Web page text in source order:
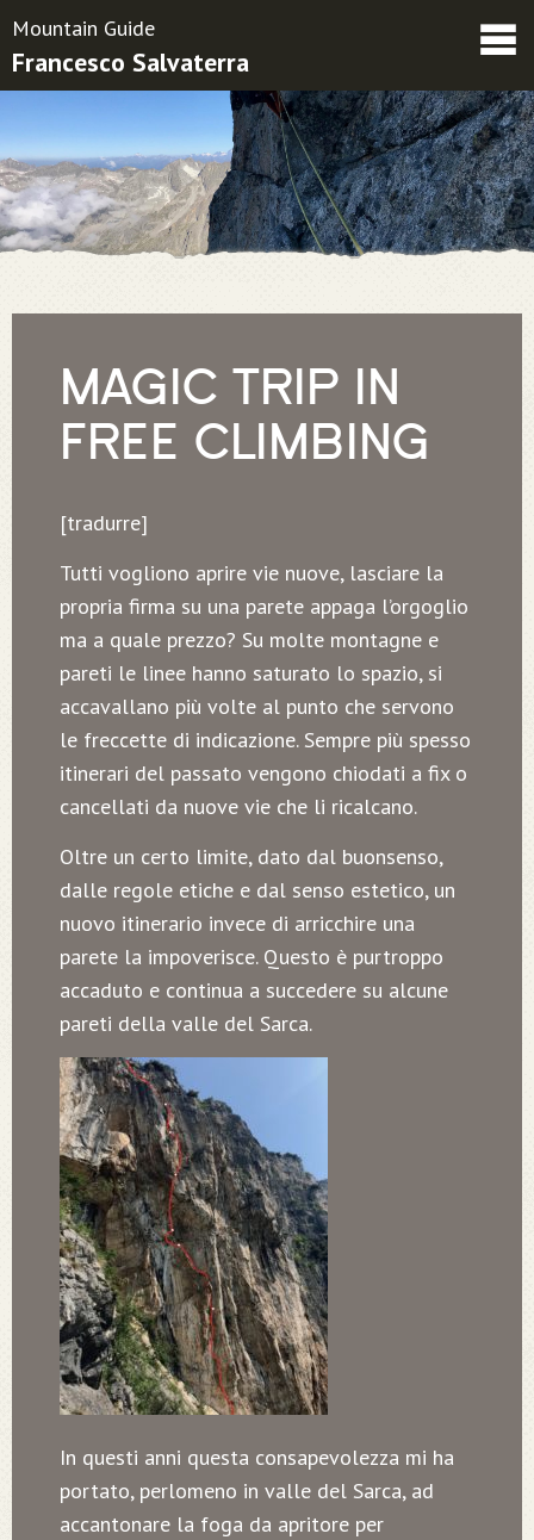
Friends
Mountain Guide
Francesco Salvaterra
MAGIC TRIP IN
FREE CLIMBING
[tradurre]
Tutti vogliono aprire vie nuove, lasciare la
propria firma su una parete appaga l’orgoglio
ma a quale prezzo? Su molte montagne e
pareti le linee hanno saturato lo spazio, si
accavallano più volte al punto che servono
le freccette di indicazione. Sempre più spesso
itinerari del passato vengono chiodati a fix o
cancellati da nuove vie che li ricalcano.
Oltre un certo limite, dato dal buonsenso,
dalle regole etiche e dal senso estetico, un
nuovo itinerario invece di arricchire una
parete la impoverisce. Questo è purtroppo
accaduto e continua a succedere su alcune
pareti della valle del Sarca.
In questi anni questa consapevolezza mi ha
portato, perlomeno in valle del Sarca, ad
accantonare la foga da apritore per